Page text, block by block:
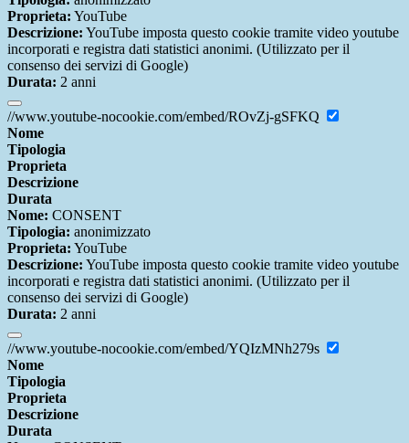
Proprieta: YouTube
Descrizione: YouTube imposta questo cookie tramite video youtube
incorporati e registra dati statistici anonimi. (Utilizzato per il
consenso dei servizi di Google)
Durata: 2 anni
//www.youtube-nocookie.com/embed/ROvZj-gSFKQ
Nome
Tipologia
Proprieta
Descrizione
Durata
Nome: CONSENT
Tipologia: anonimizzato
Proprieta: YouTube
Descrizione: YouTube imposta questo cookie tramite video youtube
incorporati e registra dati statistici anonimi. (Utilizzato per il
consenso dei servizi di Google)
Durata: 2 anni
//www.youtube-nocookie.com/embed/YQIzMNh279s
Nome
Tipologia
Proprieta
Descrizione
Durata